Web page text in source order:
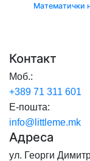
Математички
Контакт
Моб.:
+389 71 311 601
Е-пошта:
info@littleme.mk
Адреса
ул. Георги